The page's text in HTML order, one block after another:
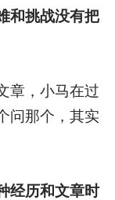
和挑战没有把
章，小马在过
问那个，其实
经历和文章时